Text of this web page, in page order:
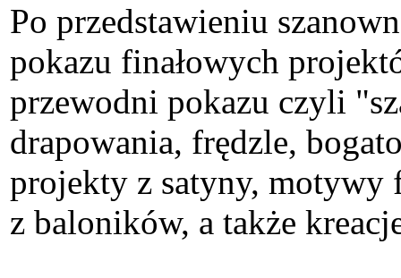
Po przedstawieniu
pokazu finałowych
przewodni pokazu czyli
drapowania, frędzle,
projekty z satyny, motywy
z baloników, a także